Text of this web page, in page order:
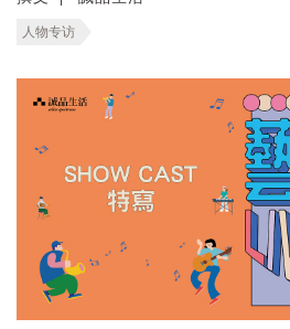
人物专访